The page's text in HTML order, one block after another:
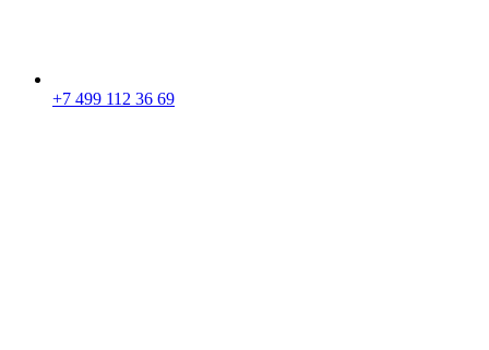
+7 499 112 36 69